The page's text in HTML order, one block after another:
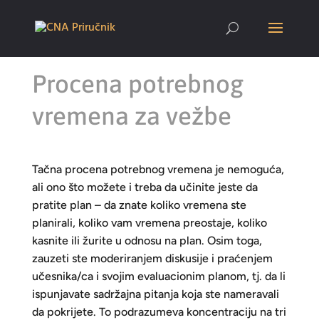
Procena potrebnog
vremena za vežbe
Tačna procena potrebnog vremena je nemoguća,
ali ono što možete i treba da učinite jeste da
pratite plan – da znate koliko vremena ste
planirali, koliko vam vremena preostaje, koliko
kasnite ili žurite u odnosu na plan. Osim toga,
zauzeti ste moderiranjem diskusije i praćenjem
učesnika/ca i svojim evaluacionim planom, tj. da li
ispunjavate sadržajna pitanja koja ste nameravali
da pokrijete. To podrazumeva koncentraciju na tri